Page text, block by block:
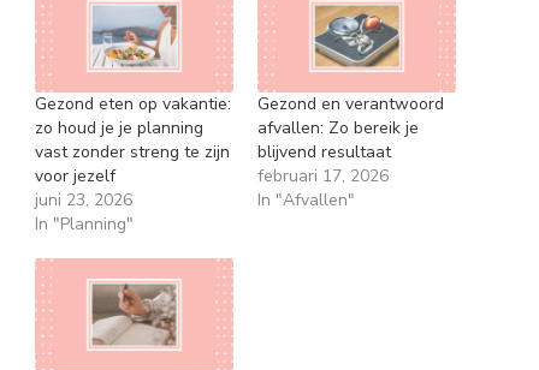
Gezond eten op vakantie:
zo houd je je planning
vast zonder streng te zijn
voor jezelf
juni 23, 2026
In "Planning"
Gezond en verantwoord
afvallen: Zo bereik je
blijvend resultaat
februari 17, 2026
In "Afvallen"